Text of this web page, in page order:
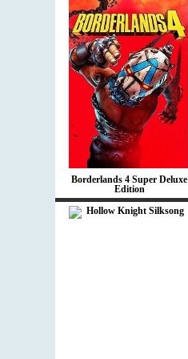
Borderlands 4 Super Deluxe
Edition